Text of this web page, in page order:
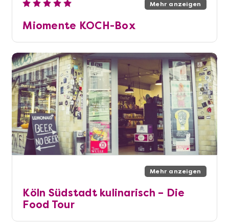
Mehr anzeigen
Miomente KOCH-Box
Mehr anzeigen
Köln Südstadt kulinarisch – Die
Food Tour